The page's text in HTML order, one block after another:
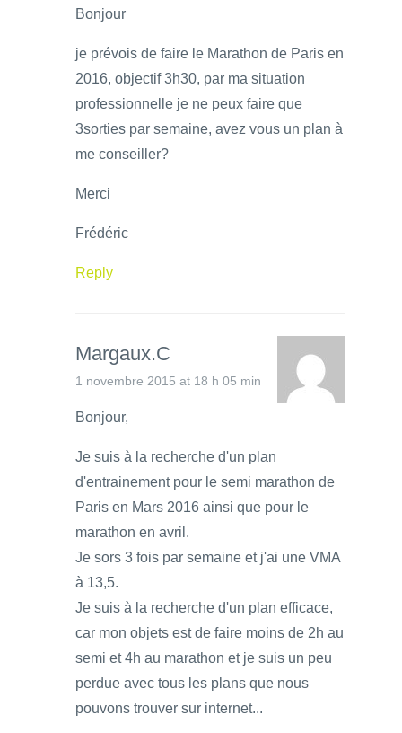
Bonjour
je prévois de faire le Marathon de Paris en
2016, objectif 3h30, par ma situation
professionnelle je ne peux faire que
3sorties par semaine, avez vous un plan à
me conseiller?
Merci
Frédéric
Reply
Margaux.C
1 novembre 2015 at 18 h 05 min
Bonjour,
Je suis à la recherche d'un plan
d'entrainement pour le semi marathon de
Paris en Mars 2016 ainsi que pour le
marathon en avril.
Je sors 3 fois par semaine et j'ai une VMA
à 13,5.
Je suis à la recherche d'un plan efficace,
car mon objets est de faire moins de 2h au
semi et 4h au marathon et je suis un peu
perdue avec tous les plans que nous
pouvons trouver sur internet...